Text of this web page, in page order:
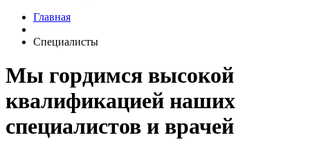
Главная
Специалисты
Мы гордимся высокой
квалификацией наших
специалистов и врачей